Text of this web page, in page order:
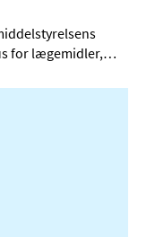
for lægemidler,…